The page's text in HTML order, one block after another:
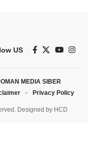
US
Designed by HCD
MEDIA SIBER
Privacy Policy